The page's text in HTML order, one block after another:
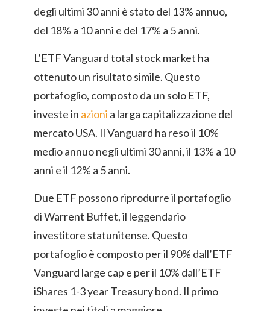
degli ultimi 30 anni è stato del 13% annuo,
del 18% a 10 anni e del 17% a 5 anni.
L’ETF Vanguard total stock market ha
ottenuto un risultato simile. Questo
portafoglio, composto da un solo ETF,
investe in azioni a larga capitalizzazione del
mercato USA. Il Vanguard ha reso il 10%
medio annuo negli ultimi 30 anni, il 13% a 10
anni e il 12% a 5 anni.
Due ETF possono riprodurre il portafoglio
di Warrent Buffet, il leggendario
investitore statunitense. Questo
portafoglio è composto per il 90% dall’ETF
Vanguard large cap e per il 10% dall’ETF
iShares 1-3 year Treasury bond. Il primo